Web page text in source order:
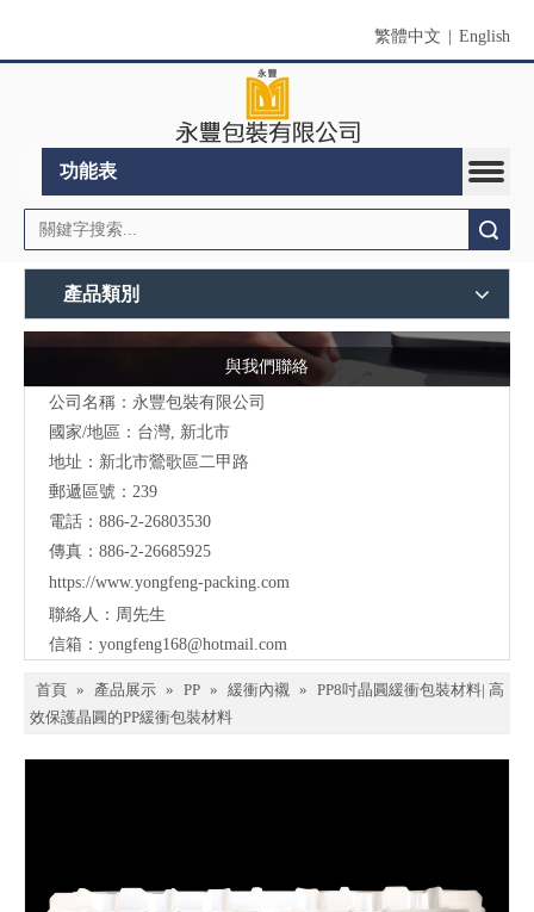
繁體中文 English
功能表
產品類別
與我們聯絡
公司名稱：永豐包裝有限公司
國家/地區：台灣, 新北市
地址：新北市鶯歌區二甲路
郵遞區號：239
電話：886-2-26803530
傳真：886-2-26685925
https://www.yongfeng-packing. com
聯絡人：周先生
信箱： yongfeng168@hotmail.com
首頁 » 產品展示 » PP » 緩衝內襯 » PP8吋晶圓緩衝包裝材料| 高
效保護晶圓的PP緩衝包裝材料